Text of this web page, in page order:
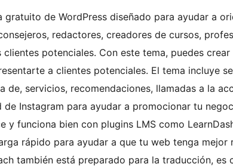
gratuito de WordPress diseñado para ayudar a
redactores, creadores de cursos,
potenciales. Con este tema, puedes
a clientes potenciales. El tema incluye
de, servicios, recomendaciones, llamadas a la
Instagram para ayudar a promocionar tu
y funciona bien con plugins LMS como
rápido para ayudar a que tu web tenga mejor
también está preparado para la traducción, es